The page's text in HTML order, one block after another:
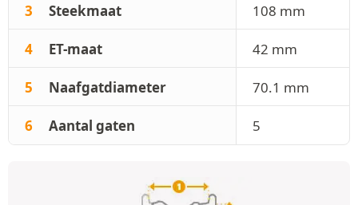
3 Steekmaat 108 mm
4 ET-maat 42 mm
5 Naafgatdiameter 70.1 mm
6 Aantal gaten 5